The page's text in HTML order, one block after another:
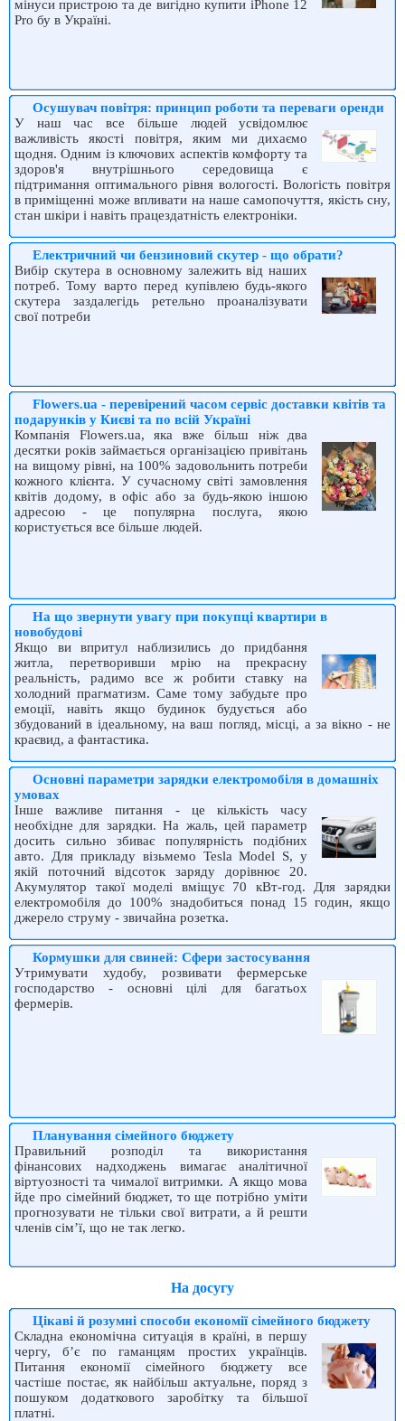
мінуси пристрою та де вигідно купити iPhone 12
Pro бу в Україні.
Осушувач повітря: принцип роботи та переваги оренди
У наш час все більше людей усвідомлює
важливість якості повітря, яким ми дихаємо
щодня. Одним із ключових аспектів комфорту та
здоров'я внутрішнього середовища є
підтримання оптимального рівня вологості. Вологість повітря
в приміщенні може впливати на наше самопочуття, якість сну,
стан шкіри і навіть працездатність електроніки.
Електричний чи бензиновий скутер - що обрати?
Вибір скутера в основному залежить від наших
потреб. Тому варто перед купівлею будь-якого
скутера заздалегідь ретельно проаналізувати
свої потреби
Flowers.ua - перевiрений часом сервiс доставки квiтiв та
подарункiв у Києві та по всiй Українi
Компанія Flowers.ua, яка вже більш ніж два
десятки років займається організацією привітань
на вищому рівні, на 100% задовольнить потреби
кожного клієнта. У сучасному світі замовлення
квітів додому, в офіс або за будь-якою іншою
адресою - це популярна послуга, якою
користується все більше людей.
На що звернути увагу при покупці квартири в
новобудові
Якщо ви впритул наблизились до придбання
житла, перетворивши мрію на прекрасну
реальність, радимо все ж робити ставку на
холодний прагматизм. Саме тому забудьте про
емоції, навіть якщо будинок будується або
збудований в ідеальному, на ваш погляд, місці, а за вікно - не
краєвид, а фантастика.
Основні параметри зарядки електромобіля в домашніх
умовах
Інше важливе питання - це кількість часу
необхідне для зарядки. На жаль, цей параметр
досить сильно збиває популярність подібних
авто. Для прикладу візьмемо Tesla Model S, у
якій поточний відсоток заряду дорівнює 20.
Акумулятор такої моделі вміщує 70 кВт-год. Для зарядки
електромобіля до 100% знадобиться понад 15 годин, якщо
джерело струму - звичайна розетка.
Кормушки для свиней: Сфери застосування
Утримувати худобу, розвивати фермерське
господарство - основні цілі для багатьох
фермерів.
Планування сімейного бюджету
Правильний розподіл та використання
фінансових надходжень вимагає аналітичної
віртуозності та чималої витримки. А якщо мова
йде про сімейний бюджет, то ще потрібно уміти
прогнозувати не тільки свої витрати, а й решти
членів сім’ї, що не так легко.
На досугу
Цікаві й розумні способи економії сімейного бюджету
Складна економічна ситуація в країні, в першу
чергу, б’є по гаманцям простих українців.
Питання економії сімейного бюджету все
частіше постає, як найбільш актуальне, поряд з
пошуком додаткового заробітку та більшої
платні.